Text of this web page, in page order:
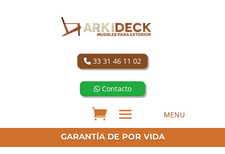
33 31 46 11 02
Contacto
GARANTÍA DE POR VIDA